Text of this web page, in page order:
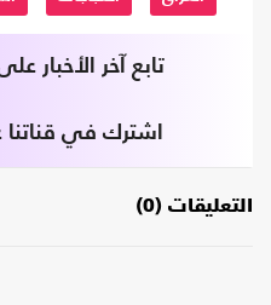
تابع آخر الأخبار
اشترك في قناتنا
التعليقات (0)